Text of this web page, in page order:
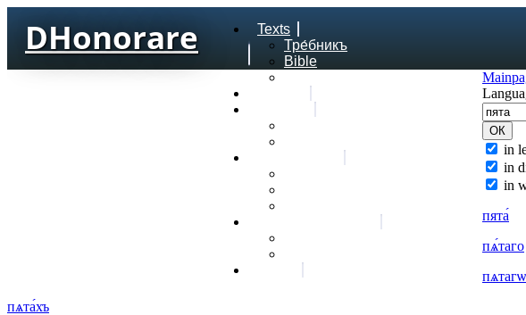
DHonorare
Texts
Тре́бникъ
Bible
in
in
in
пята́
пѧ́таго
пѧта́хъ